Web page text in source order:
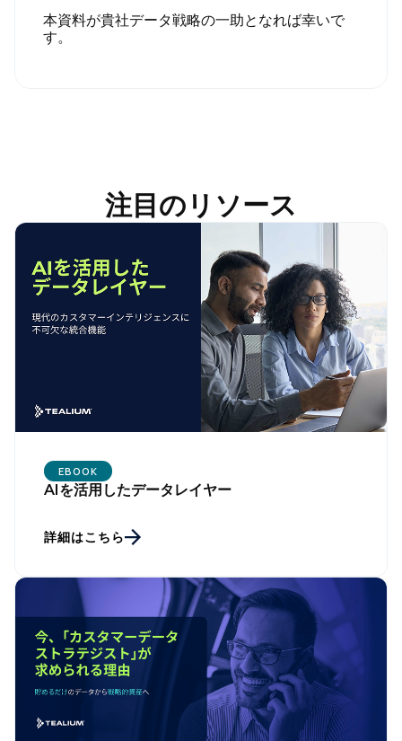
本資料が貴社データ戦略の一助となれば幸いで
す。
注目のリソース
EBOOK
AIを活用したデータレイヤー
詳細はこちら